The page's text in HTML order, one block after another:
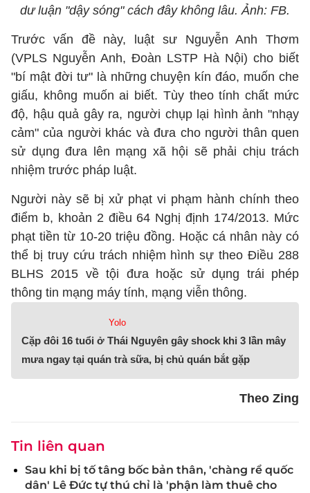
dư luận "dậy sóng" cách đây không lâu. Ảnh: FB.
Trước vấn đề này, luật sư Nguyễn Anh Thơm
(VPLS Nguyễn Anh, Đoàn LSTP Hà Nội) cho biết
"bí mật đời tư" là những chuyện kín đáo, muốn che
giấu, không muốn ai biết. Tùy theo tính chất mức
độ, hậu quả gây ra, người chụp lại hình ảnh "nhạy
cảm" của người khác và đưa cho người thân quen
sử dụng đưa lên mạng xã hội sẽ phải chịu trách
nhiệm trước pháp luật.
Người này sẽ bị xử phạt vi phạm hành chính theo
điểm b, khoản 2 điều 64 Nghị định 174/2013. Mức
phạt tiền từ 10-20 triệu đồng. Hoặc cá nhân này có
thể bị truy cứu trách nhiệm hình sự theo Điều 288
BLHS 2015 về tội đưa hoặc sử dụng trái phép
thông tin mạng máy tính, mạng viễn thông.
Yolo
Cặp đôi 16 tuổi ở Thái Nguyên gây shock khi 3 lần mây
mưa ngay tại quán trà sữa, bị chủ quán bắt gặp
Theo Zing
Tin liên quan
Sau khi bị tố tâng bốc bản thân, 'chàng rể quốc
dân' Lê Đức tự thú chỉ là 'phận làm thuê cho